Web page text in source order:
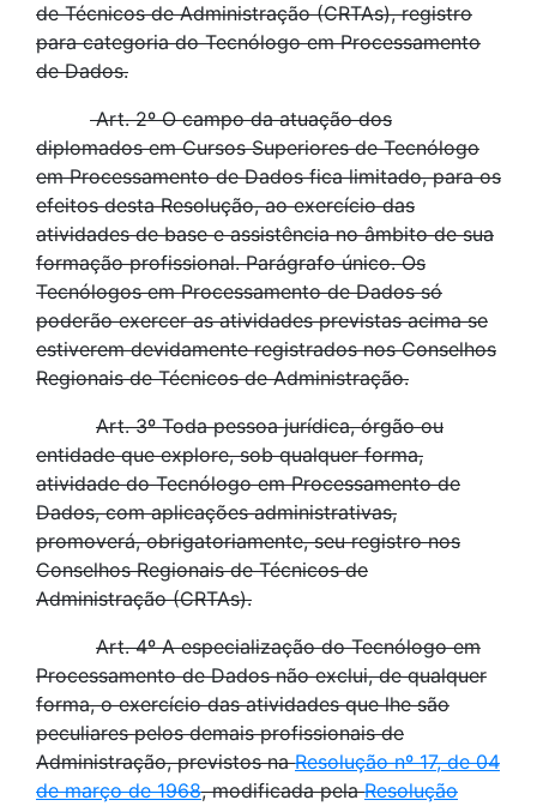
de Técnicos de Administração (CRTAs), registro
para categoria do Tecnólogo em Processamento
de Dados.
Art. 2º O campo da atuação dos
diplomados em Cursos Superiores de Tecnólogo
em Processamento de Dados fica limitado, para os
efeitos desta Resolução, ao exercício das
atividades de base e assistência no âmbito de sua
formação profissional. Parágrafo único. Os
Tecnólogos em Processamento de Dados só
poderão exercer as atividades previstas acima se
estiverem devidamente registrados nos Conselhos
Regionais de Técnicos de Administração.
Art. 3º Toda pessoa jurídica, órgão ou
entidade que explore, sob qualquer forma,
atividade do Tecnólogo em Processamento de
Dados, com aplicações administrativas,
promoverá, obrigatoriamente, seu registro nos
Conselhos Regionais de Técnicos de
Administração (CRTAs).
Art. 4º A especialização do Tecnólogo em
Processamento de Dados não exclui, de qualquer
forma, o exercício das atividades que lhe são
peculiares pelos demais profissionais de
Administração, previstos naResolução nº 17, de 04
de março de 1968, modificada pelaResolução